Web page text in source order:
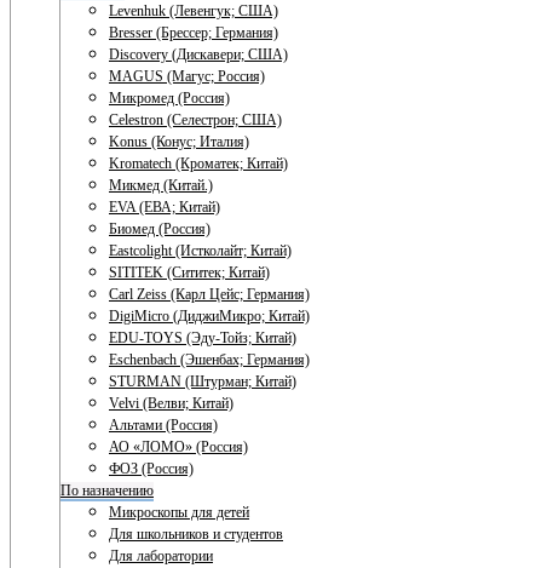
Levenhuk (Левенгук; США)
Bresser (Брессер; Германия)
Discovery (Дискавери; США)
MAGUS (Магус; Россия)
Микромед (Россия)
Celestron (Селестрон; США)
Konus (Конус; Италия)
Kromatech (Кроматек; Китай)
Микмед (Китай.)
EVA (ЕВА; Китай)
Биомед (Россия)
Eastcolight (Истколайт; Китай)
SITITEK (Сититек; Китай)
Carl Zeiss (Карл Цейс; Германия)
DigiMicro (ДиджиМикро; Китай)
EDU-TOYS (Эду-Тойз; Китай)
Eschenbach (Эшенбах; Германия)
STURMAN (Штурман; Китай)
Velvi (Велви; Китай)
Альтами (Россия)
АО «ЛОМО» (Россия)
ФОЗ (Россия)
По назначению
Микроскопы для детей
Для школьников и студентов
Для лаборатории